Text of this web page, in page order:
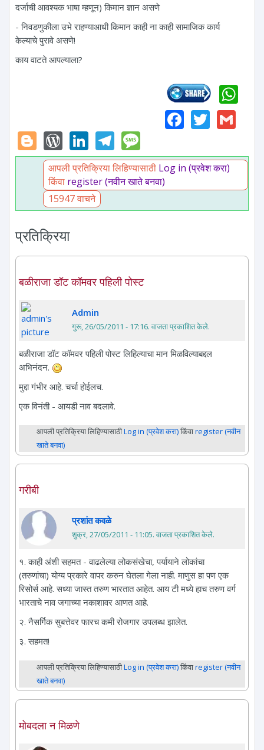
दर्जाची आवश्यक भाषा म्हणून) किमान ज्ञान असणे
- निवडणुकीला उभे राहण्याआधी किमान काही ना काही सामाजिक कार्य
केल्याचे पुरावे असणे!
काय वाटते आपल्याला?
Blogger
WordPress
LinkedIn
Telegram
आपली प्रतिक्रिया लिहिण्यासाठी Log in (प्रवेश करा)
किंवा register (नवीन खाते बनवा)
15947 वाचने
प्रतिक्रिया
बळीराजा डॉट कॉमवर पहिली पोस्ट
Admin
गुरू, 26/05/2011 - 17:16. वाजता प्रकाशित केले.
बळीराजा डॉट कॉमवर पहिली पोस्ट लिहिल्याचा मान मिळविल्याबद्दल
अभिनंदन.
मुद्दा गंभीर आहे. चर्चा होईलच.
एक विनंती - आयडी नाव बदलावे.
आपली प्रतिक्रिया लिहिण्यासाठीLog in (प्रवेश करा)किंवाregister (नवीन
खाते बनवा)
गरीबी
प्रशांत कवळे
शुक्र, 27/05/2011 - 11:05. वाजता प्रकाशित केले.
१. काही अंशी सहमत - वाढलेल्या लोकसंखेचा, पर्यायाने लोकांचा
(तरुणांचा) योग्य प्रकारे वापर करुन घेतला गेला नाही. माणुस हा पण एक
रिसोर्स आहे. सध्या जास्त तरुण भारतात आहेत. आय टी मध्ये हाच तरुण वर्ग
भारताचे नाव जगाच्या नकाशावर आणत आहे.
२. नैसर्गिक सुबत्तेवर फारच कमी रोजगार उपलब्ध झालेत.
३. सहमत!
आपली प्रतिक्रिया लिहिण्यासाठीLog in (प्रवेश करा)किंवाregister (नवीन
खाते बनवा)
मोबदला न मिळणे